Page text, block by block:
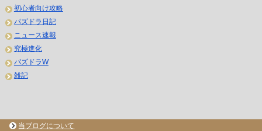
初心者向け攻略
パズドラ日記
ニュース速報
究極進化
パズドラW
雑記
当ブログについて